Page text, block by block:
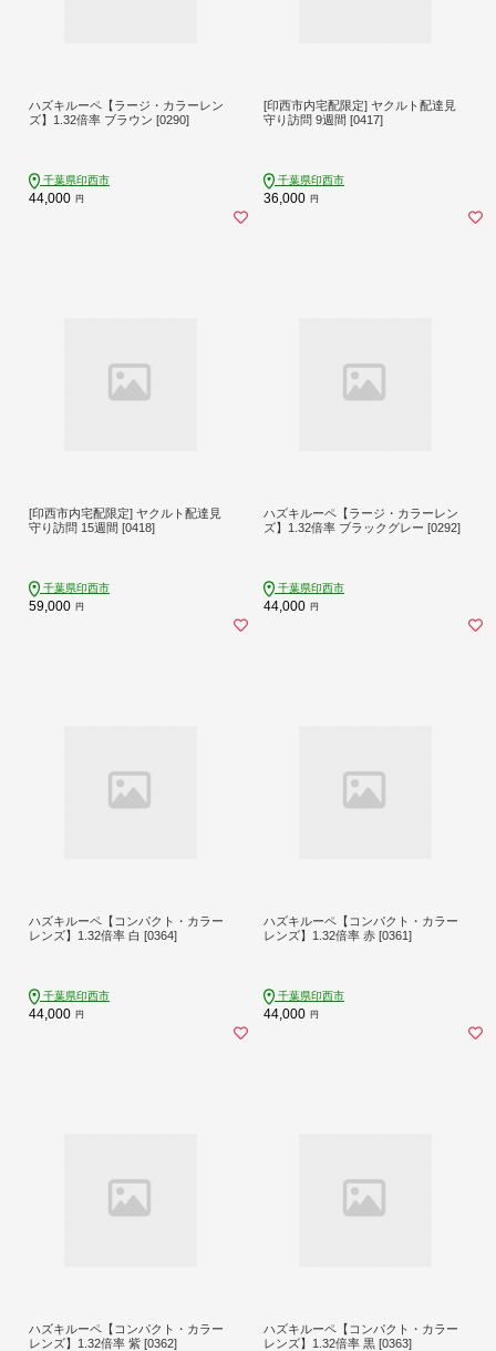
ハズキルーペ【ラージ・カラーレン
ズ】1.32倍率 ブラウン [0290]
千葉県印西市
44,000 円
[印西市内宅配限定] ヤクルト配達見
守り訪問 9週間 [0417]
千葉県印西市
36,000 円
[印西市内宅配限定] ヤクルト配達見
守り訪問 15週間 [0418]
千葉県印西市
59,000 円
ハズキルーペ【ラージ・カラーレン
ズ】1.32倍率 ブラックグレー [0292]
千葉県印西市
44,000 円
ハズキルーペ【コンパクト・カラー
レンズ】1.32倍率 白 [0364]
千葉県印西市
44,000 円
ハズキルーペ【コンパクト・カラー
レンズ】1.32倍率 赤 [0361]
千葉県印西市
44,000 円
ハズキルーペ【コンパクト・カラー
レンズ】1.32倍率 紫 [0362]
ハズキルーペ【コンパクト・カラー
レンズ】1.32倍率 黒 [0363]